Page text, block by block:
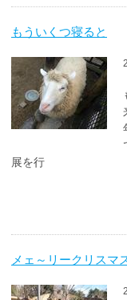
もういくつ寝ると
展を行
メェ～リークリスマ